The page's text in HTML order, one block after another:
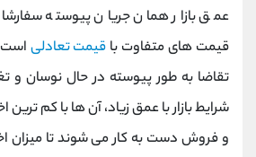
عمق بازار همان جریان پیوسته
قیمت های متفاوت با قیمت تعادلی
تقاضا به طور پیوسته در حال نوسان و
شرایط بازار با عمق زیاد، آن ها با کم
و فروش دست به کار می شوند تا میزان